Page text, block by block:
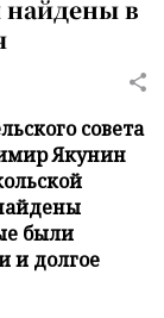
найдены в
совета
Якунин
были
и долгое